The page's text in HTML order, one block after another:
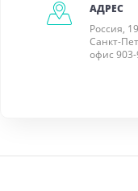
АДРЕС
Россия,
Санкт-
офис 903-